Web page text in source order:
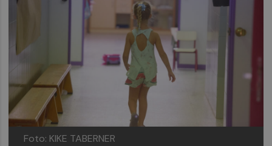
Foto: KIKE TABERNER